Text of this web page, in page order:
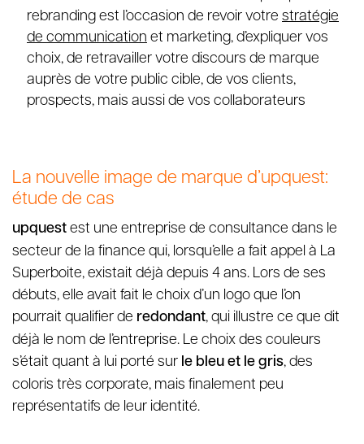
rebranding est l’occasion de revoir votre stratégie
de communication et marketing, d’expliquer vos
choix, de retravailler votre discours de marque
auprès de votre public cible, de vos clients,
prospects, mais aussi de vos collaborateurs
La nouvelle image de marque d’upquest:
étude de cas
upquestest une entreprise de consultance dans le
secteur de la finance qui, lorsqu’elle a fait appel à La
Superboite, existait déjà depuis 4 ans. Lors de ses
débuts, elle avait fait le choix d’un logo que l’on
pourrait qualifier de redondant, qui illustre ce que dit
déjà le nom de l’entreprise. Le choix des couleurs
s’était quant à lui porté sur le bleu et le gris, des
coloris très corporate, mais finalement peu
représentatifs de leur identité.